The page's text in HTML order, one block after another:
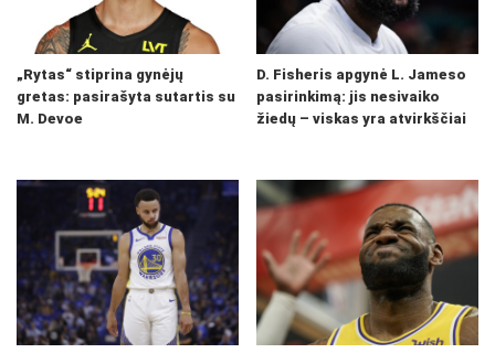
„Rytas“ stiprina gynėjų
gretas: pasirašyta sutartis su
M. Devoe
D. Fisheris apgynė L. Jameso
pasirinkimą: jis nesivaiko
žiedų – viskas yra atvirkščiai